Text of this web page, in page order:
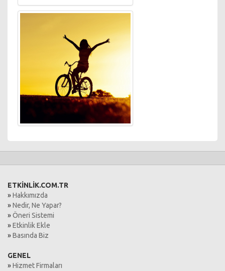
ETKİNLİK.COM.TR
»Hakkımızda
»Nedir, Ne Yapar?
»Öneri Sistemi
»Etkinlik Ekle
»Basında Biz
GENEL
»Hizmet Firmaları